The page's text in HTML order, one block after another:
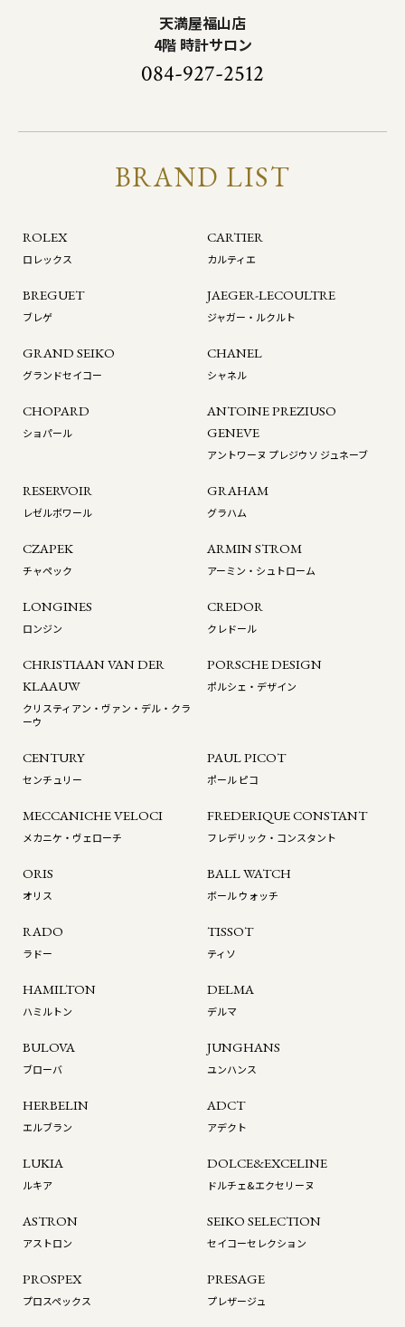
天満屋福山店
4階 時計サロン
084-927-2512
BRAND LIST
ROLEX
ロレックス
CARTIER
カルティエ
BREGUET
ブレゲ
JAEGER-LECOULTRE
ジャガー・ルクルト
GRAND SEIKO
グランドセイコー
CHANEL
シャネル
CHOPARD
ショパール
ANTOINE PREZIUSO
GENEVE
アントワーヌ プレジウソ ジュネーブ
RESERVOIR
レゼルボワール
GRAHAM
グラハム
CZAPEK
チャペック
ARMIN STROM
アーミン・シュトローム
LONGINES
ロンジン
CREDOR
クレドール
CHRISTIAAN VAN DER
KLAAUW
クリスティアン・ヴァン・デル・クラ
ーウ
PORSCHE DESIGN
ポルシェ・デザイン
CENTURY
センチュリー
PAUL PICOT
ポール ピコ
MECCANICHE VELOCI
メカニケ・ヴェローチ
FREDERIQUE CONSTANT
フレデリック・コンスタント
ORIS
オリス
BALL WATCH
ボール ウォッチ
RADO
ラドー
TISSOT
ティソ
HAMILTON
ハミルトン
DELMA
デルマ
BULOVA
ブローバ
JUNGHANS
ユンハンス
HERBELIN
エルブラン
ADCT
アデクト
LUKIA
ルキア
DOLCE&EXCELINE
ドルチェ&エクセリーヌ
ASTRON
アストロン
SEIKO SELECTION
セイコーセレクション
PROSPEX
プロスペックス
PRESAGE
プレザージュ